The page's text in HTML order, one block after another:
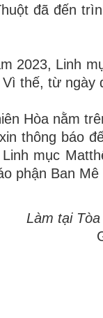
t đã đến
2023, Linh
ì thế, từ ngày
Hòa nằm
thông báo
mục
phận Ban Mê
Làm tại